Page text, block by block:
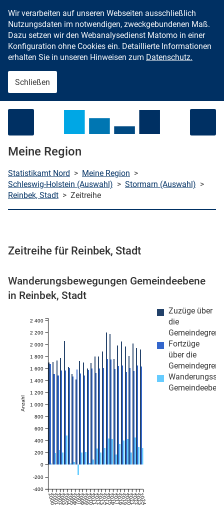
Zum Inhalt springen
Wir verarbeiten auf unseren Webseiten ausschließlich
Nutzungsdaten im notwendigen, zweckgebundenen Maß.
Dazu setzen wir den Webanalysedienst Matomo in einer
Konfiguration ohne Cookies ein. Detaillierte Informationen
erhalten Sie in unseren Hinweisen zum Datenschutz.
Schließen
Meine Region
Statistikamt Nord > Meine Region >
Schleswig-Holstein (Auswahl) > Stormarn (Auswahl) >
Reinbek, Stadt > Zeitreihe
Zeitreihe für Reinbek, Stadt
Wanderungsbewegungen Gemeindeebene
in Reinbek, Stadt
Zuzüge über
die
Fortzüge
über die
200020012002200320042005200620072008200920102011201220132014201520162017201820192020202120222023
2024
Anzahl
-400
-200
0
200
400
600
800
1 000
1 200
1 400
1 600
1 800
2 000
2 200
2 400